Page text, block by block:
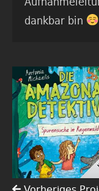
dankbar bin